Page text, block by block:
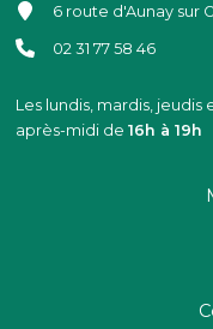
6 route d'Aunay sur
02 31 77 58 46
Les lundis, mardis, jeudis
après-midi de16h à 19h